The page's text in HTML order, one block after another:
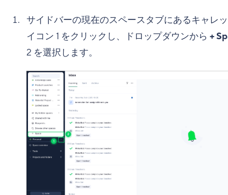
サイドバーの現在のスペースタブにあるキャレ
イコン 1 をクリックし、ドロップダウンから +
2 を選択します。